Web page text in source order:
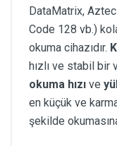
DataMatrix,
Code 128 vb.)
okuma cihazıdır.
hızlı ve stabil bir
okuma hızı ve
en küçük ve
şekilde